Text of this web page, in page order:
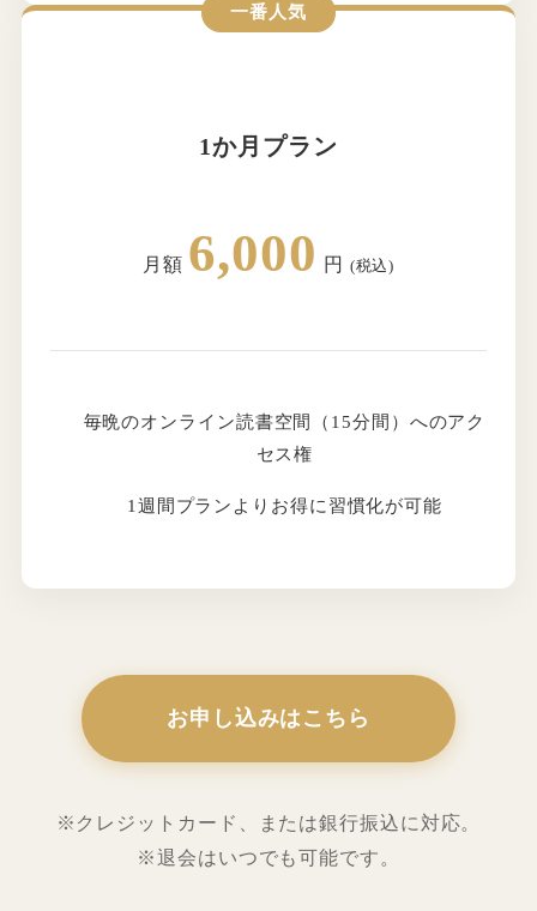
一番人気
1か月プラン
月額 6,000 円 (税込)
毎晩のオンライン読書空間（15分間）へのアク
セス権
1週間プランよりお得に習慣化が可能
お申し込みはこちら
※クレジットカード、または銀行振込に対応。
※退会はいつでも可能です。